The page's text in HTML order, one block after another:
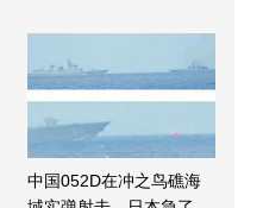
中国052D在冲之鸟礁海